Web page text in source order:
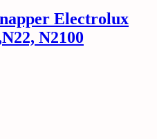
Electrolux
N2100